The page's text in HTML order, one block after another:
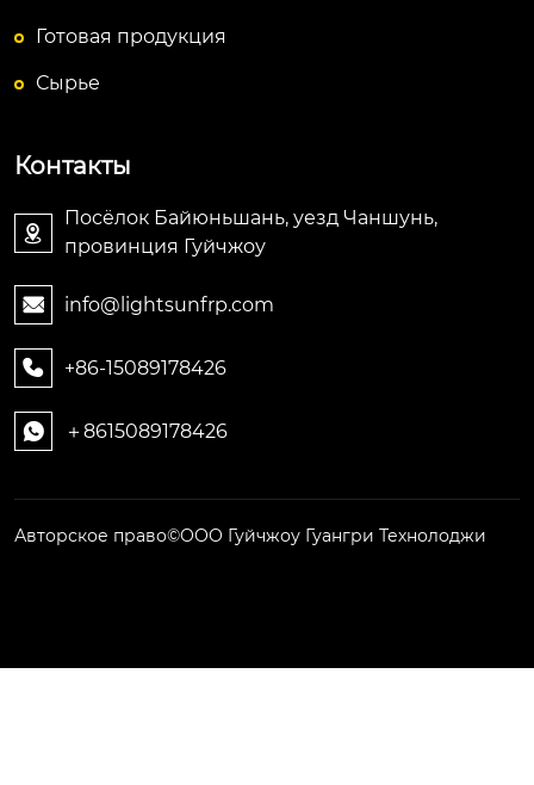
Готовая продукция
Сырье
Контакты

Посёлок Байюньшань, уезд Чаншунь,
провинция Гуйчжоу
 info@lightsunfrp.com
 +86-15089178426
 ＋8615089178426
Авторское право©ООО Гуйчжоу Гуангри Технолоджи